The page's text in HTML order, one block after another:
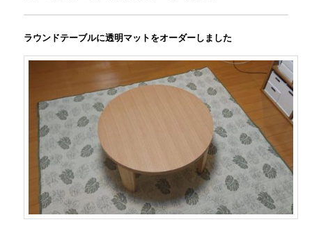
ラウンドテーブルに透明マットをオーダーしました